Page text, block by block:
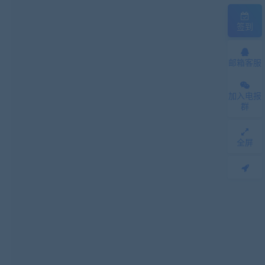
邮箱客服
加入电报
群
全屏